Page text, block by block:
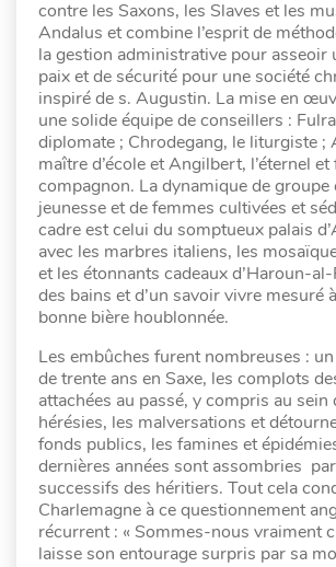
contre les Saxons, les Slaves et les
Andalus et combine l’esprit de
la gestion administrative pour asseoir
paix et de sécurité pour une société
inspiré de s. Augustin. La mise en
une solide équipe de conseillers :
diplomate ; Chrodegang, le liturgiste ;
maître d’école et Angilbert, l’éternel et
compagnon. La dynamique de groupe
jeunesse et de femmes cultivées et
cadre est celui du somptueux palais
avec les marbres italiens, les
et les étonnants cadeaux d’Haroun-
des bains et d’un savoir vivre mesuré
bonne bière houblonnée.
Les embûches furent nombreuses :
de trente ans en Saxe, les complots
attachées au passé, y compris au sein
hérésies, les malversations et
fonds publics, les famines et
dernières années sont assombries
successifs des héritiers. Tout cela
Charlemagne à ce questionnement
récurrent : « Sommes-nous vraiment
laisse son entourage surpris par sa